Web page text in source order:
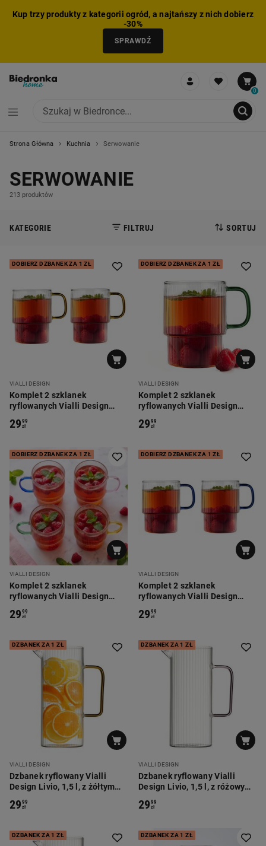
Kup trzy produkty z kategorii ogród, a najtańszy z nich dobierz
-30%
SPRAWDŹ
0
Strona Główna Kuchnia Serwowanie
SERWOWANIE
213 produktów
KATEGORIE FILTRUJ SORTUJ
DOBIERZ DZBANEK ZA 1 ZŁ
VIALLI DESIGN
Komplet 2 szklanek
ryflowanych Vialli Design
2999
zł
DOBIERZ DZBANEK ZA 1 ZŁ
VIALLI DESIGN
Komplet 2 szklanek
ryflowanych Vialli Design
uchem
2999
zł
DOBIERZ DZBANEK ZA 1 ZŁ
VIALLI DESIGN
Komplet 2 szklanek
ryflowanych Vialli Design
uchem
2999
zł
DOBIERZ DZBANEK ZA 1 ZŁ
VIALLI DESIGN
Komplet 2 szklanek
ryflowanych Vialli Design
uchem
2999
zł
DZBANEK ZA 1 ZŁ
VIALLI DESIGN
Dzbanek ryflowany Vialli
Design Livio, 1,5 l, z żółtym
2999
zł
DZBANEK ZA 1 ZŁ
VIALLI DESIGN
Dzbanek ryflowany Vialli
Design Livio, 1,5 l, z różowym
2999
zł
DZBANEK ZA 1 ZŁ DZBANEK ZA 1 ZŁ